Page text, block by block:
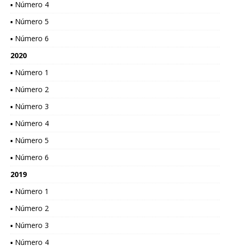
▪ Número 4
▪ Número 5
▪ Número 6
2020
▪ Número 1
▪ Número 2
▪ Número 3
▪ Número 4
▪ Número 5
▪ Número 6
2019
▪ Número 1
▪ Número 2
▪ Número 3
▪ Número 4